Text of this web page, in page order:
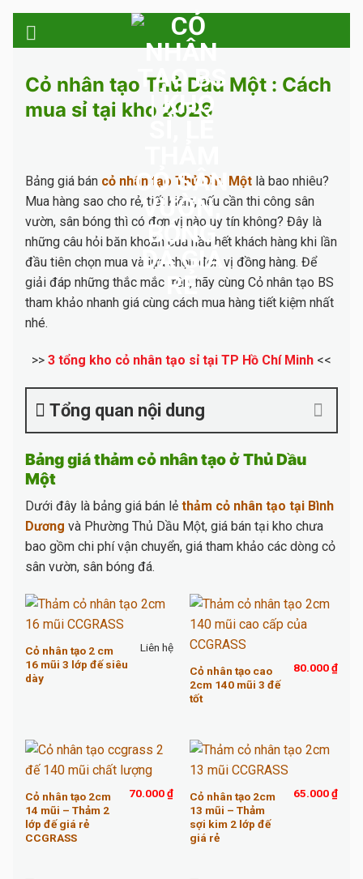
Skip
Cỏ nhân tạo Thủ Dầu Một : Cách
mua sỉ tại kho 2026
Bảng giá bán cỏ nhân tạo Thủ Dầu Một là bao nhiêu?
Mua hàng sao cho rẻ, tiết kiệm, nếu cần thi công sân
vườn, sân bóng thì có đơn vị nào uy tín không? Đây là
những câu hỏi băn khoăn của hầu hết khách hàng khi lần
đầu tiên chọn mua và lựa chọn đơn vị đồng hàng. Để
giải đáp những thắc mắc trên, hãy cùng Cỏ nhân tạo BS
tham khảo nhanh giá cùng cách mua hàng tiết kiệm nhất
nhé.
>> 3 tổng kho cỏ nhân tạo sỉ tại TP Hồ Chí Minh <<
Tổng quan nội dung
Bảng giá thảm cỏ nhân tạo ở Thủ Dầu
Một
Dưới đây là bảng giá bán lẻ thảm cỏ nhân tạo tại Bình
Dương và Phường Thủ Dầu Một, giá bán tại kho chưa
bao gồm chi phí vận chuyển, giá tham khảo các dòng cỏ
sân vườn, sân bóng đá.
Cỏ nhân tạo 2 cm
16 mũi 3 lớp đế siêu
dày
Liên hệ
Cỏ nhân tạo cao
2cm 140 mũi 3 đế
tốt
80.000₫
Cỏ nhân tạo 2cm
14 mũi – Thảm 2
lớp đế giá rẻ
CCGRASS
70.000₫
Cỏ nhân tạo 2cm
13 mũi – Thảm
sợi kim 2 lớp đế
giá rẻ
65.000₫